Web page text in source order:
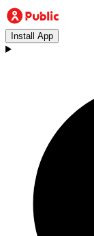
Install App